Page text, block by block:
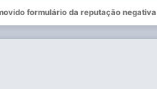
formulário da reputação negativa